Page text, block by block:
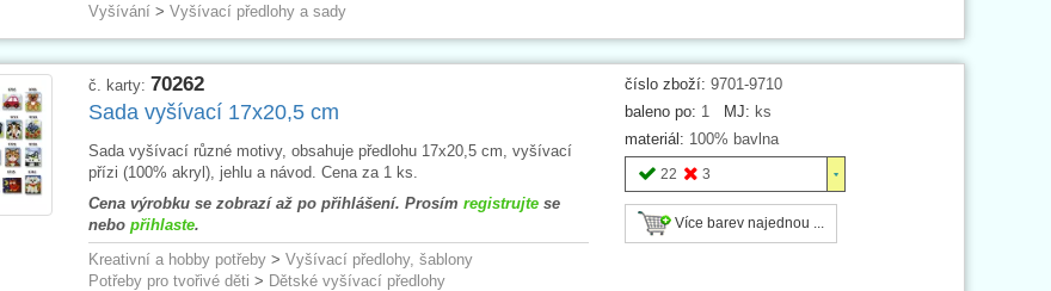
Vyšívání> Vyšívací předlohy a sady
číslo zboží: 9701-9710
baleno po: 1 MJ: ks
materiál: 100% bavlna
22 3
Více barev najednou ...
č. karty: 70262
Sada vyšívací 17x20,5 cm
Sada vyšívací různé motivy, obsahuje předlohu 17x20,5 cm, vyšívací
přízi (100% akryl), jehlu a návod. Cena za 1 ks.
Cena výrobku se zobrazí až po přihlášení. Prosím registrujtese
nebo přihlaste.
Kreativní a hobby potřeby> Vyšívací předlohy, šablony
Potřeby pro tvořivé děti > Dětské vyšívací předlohy